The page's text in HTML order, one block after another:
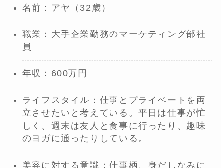
名前：アヤ（32歳）
職業：大手企業勤務のマーケティング部社
員
年収：600万円
ライフスタイル：仕事とプライベートを両
立させたいと考えている。平日は仕事が忙
しく、週末は友人と食事に行ったり、趣味
のヨガに通ったりしている。
美容に対する意識：仕事柄、身だしなみに